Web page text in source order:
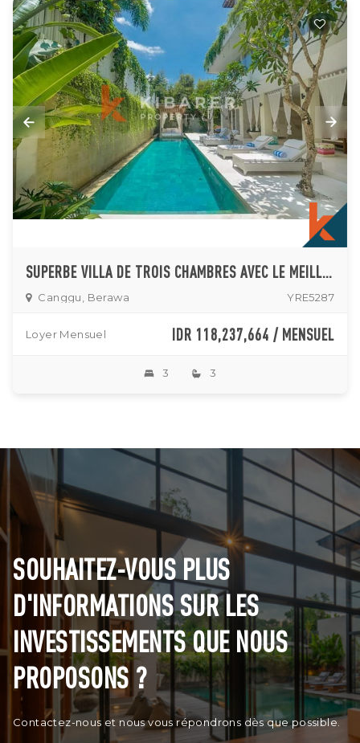
SUPERBE VILLA DE TROIS CHAMBRES AVEC LE MEILLEUR EMPLACEMENT À CANGGU
Canggu, Berawa YRE5287
Loyer Mensuel IDR 118,237,664 / MENSUEL
3 3
SOUHAITEZ-VOUS PLUS
D'INFORMATIONS SUR LES
INVESTISSEMENTS QUE NOUS
PROPOSONS ?
Contactez-nous et nous vous répondrons dès que possible.